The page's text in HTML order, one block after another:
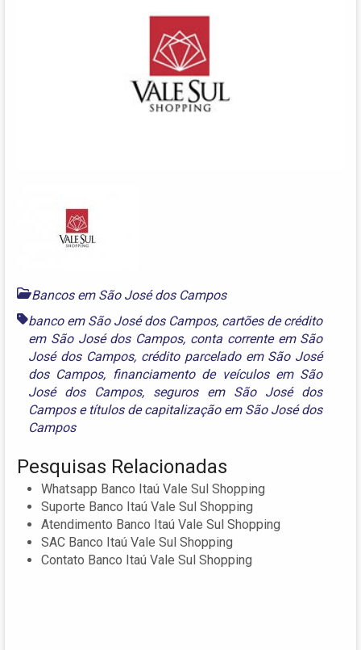
Bancos em São José dos Campos
banco em São José dos Campos, cartões de crédito
em São José dos Campos, conta corrente em São
José dos Campos, crédito parcelado em São José
dos Campos, financiamento de veículos em São
José dos Campos, seguros em São José dos
Campose títulos de capitalização em São José dos
Campos
Pesquisas Relacionadas
Whatsapp Banco Itaú Vale Sul Shopping
Suporte Banco Itaú Vale Sul Shopping
Atendimento Banco Itaú Vale Sul Shopping
SAC Banco Itaú Vale Sul Shopping
Contato Banco Itaú Vale Sul Shopping